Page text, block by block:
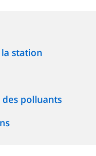
station
polluants